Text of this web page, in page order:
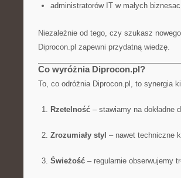
administratorów IT w małych
Niezależnie od tego, czy szukasz
Diprocon.pl zapewni przydatną wiedzę.
Co wyróżnia Diprocon.pl?
To, co odróżnia Diprocon.pl, to synergia
Rzetelność– stawiamy na dokładne
Zrozumiały styl – nawet techniczne
Świeżość– regularnie obserwujemy